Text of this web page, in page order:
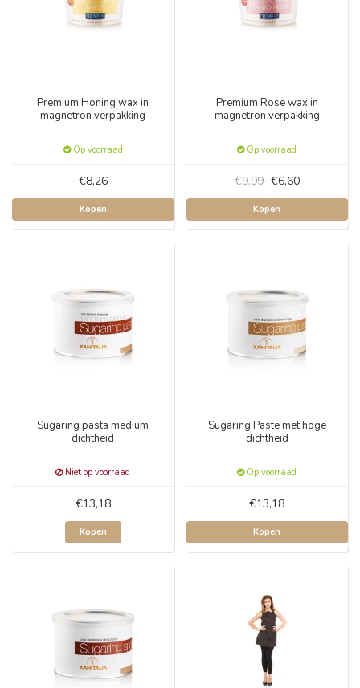
Premium Honing wax in
magnetron verpakking
Op voorraad
€8,26
Kopen
Premium Rose wax in
magnetron verpakking
Op voorraad
€9,99 €6,60
Kopen
Sugaring pasta medium
dichtheid
Niet op voorraad
€13,18
Kopen
Sugaring Paste met hoge
dichtheid
Op voorraad
€13,18
Kopen